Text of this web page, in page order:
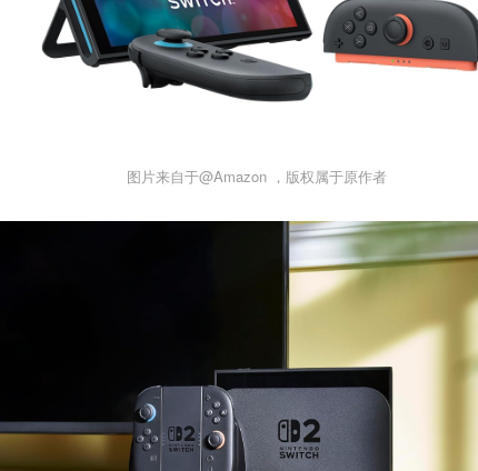
图片来自于@Amazon ，版权属于原作者